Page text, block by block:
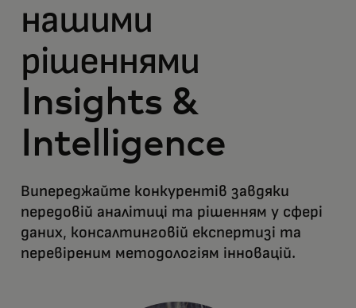
нашими
рішеннями
Insights &
Intelligence
Випереджайте конкурентів завдяки
передовій аналітиці та рішенням у сфері
даних, консалтинговій експертизі та
перевіреним методологіям інновацій.